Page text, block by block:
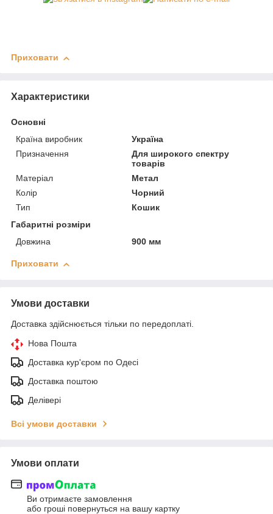
Приховати
Характеристики
Основні
Країна виробник
Україна
Призначення
Для широкого спектру
товарів
Матеріал
Метал
Колір
Чорний
Тип
Кошик
Габаритні розміри
Довжина
900 мм
Приховати
Умови доставки
Доставка здійснюється тільки по передоплаті.
Нова Пошта
Доставка кур'єром по Одесі
Доставка поштою
Делівері
Всі умови доставки
Умови оплати
Ви отримаєте замовлення
або гроші повернуться на вашу картку